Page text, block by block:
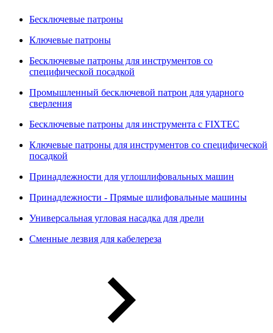
Бесключевые патроны
Ключевые патроны
Бесключевые патроны для инструментов со
специфической посадкой
Промышленный бесключевой патрон для ударного
сверления
Бесключевые патроны для инструмента с FIXTEC
Ключевые патроны для инструментов со специфической
посадкой
Принадлежности для углошлифовальных машин
Принадлежности - Прямые шлифовальные машины
Универсальная угловая насадка для дрели
Сменные лезвия для кабелереза